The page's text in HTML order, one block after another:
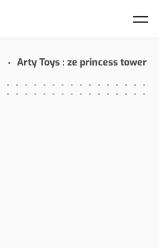
Arty Toys : ze princess tower